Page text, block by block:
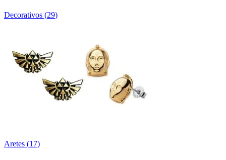
Decorativos (29)
Aretes (17)